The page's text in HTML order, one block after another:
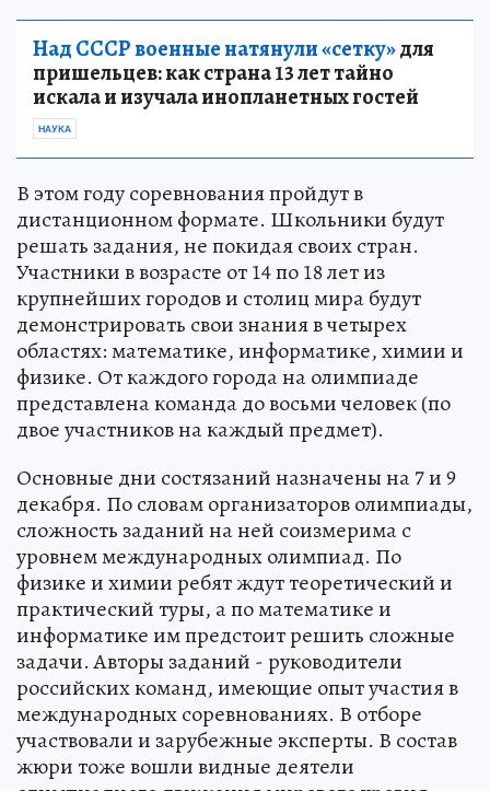
Над СССР военные натянули «сетку»для
пришельцев: как страна 13 лет тайно
искала и изучала инопланетных гостей
НАУКА
В этом году соревнования пройдут в
дистанционном формате. Школьники будут
решать задания, не покидая своих стран.
Участники в возрасте от 14 по 18 лет из
крупнейших городов и столиц мира будут
демонстрировать свои знания в четырех
областях: математике, информатике, химии и
физике. От каждого города на олимпиаде
представлена команда до восьми человек (по
двое участников на каждый предмет).
Основные дни состязаний назначены на 7 и 9
декабря. По словам организаторов олимпиады,
сложность заданий на ней соизмерима с
уровнем международных олимпиад. По
физике и химии ребят ждут теоретический и
практический туры, а по математике и
информатике им предстоит решить сложные
задачи. Авторы заданий - руководители
российских команд, имеющие опыт участия в
международных соревнованиях. В отборе
участвовали и зарубежные эксперты. В состав
жюри тоже вошли видные деятели